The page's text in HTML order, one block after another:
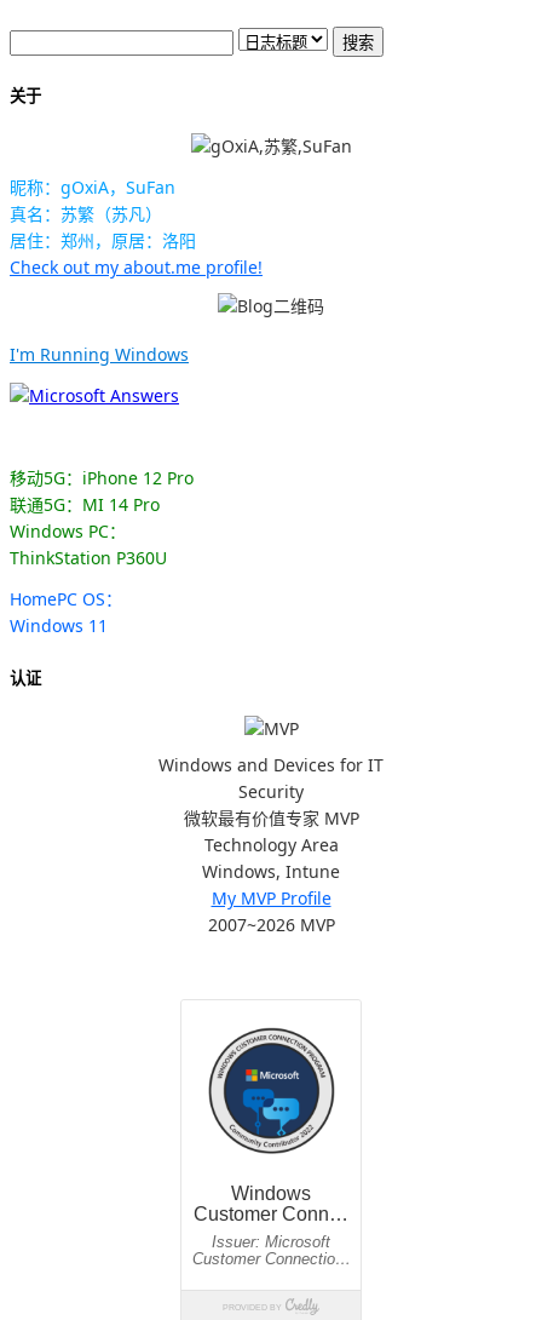
关于
昵称：gOxiA，SuFan
真名：苏繁（苏凡）
居住：郑州，原居：洛阳
Check out my about.me profile!
I'm Running Windows
移动5G：iPhone 12 Pro
联通5G：MI 14 Pro
Windows PC：
ThinkStation P360U
HomePC OS：
Windows 11
认证
Windows and Devices for IT
Security
微软最有价值专家 MVP
Technology Area
Windows, Intune
My MVP Profile
2007~2026 MVP